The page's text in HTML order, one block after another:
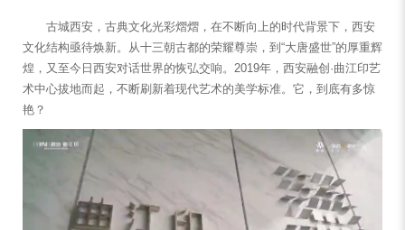
古城西安，古典文化光彩熠熠，在不断向上的时代背景下，西安
文化结构亟待焕新。从十三朝古都的荣耀尊崇，到“大唐盛世”的厚重辉
煌，又至今日西安对话世界的恢弘交响。2019年，西安融创·曲江印艺
术中心拔地而起，不断刷新着现代艺术的美学标准。它，到底有多惊
艳？